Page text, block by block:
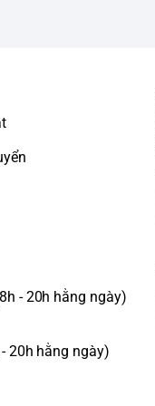
- 20h hằng ngày)
20h hằng ngày)